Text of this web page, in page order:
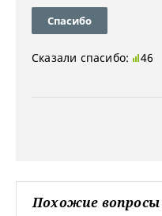
Спасибо
Сказали спасибо: 46
Похожие вопросы